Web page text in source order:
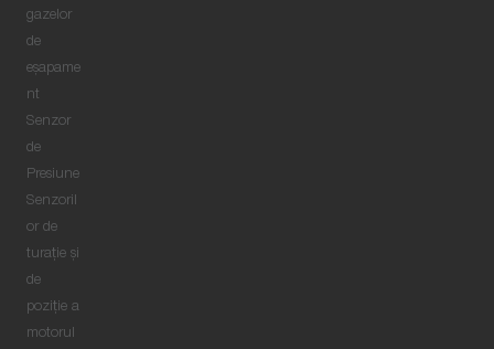
gazelor
de
eşapame
nt
Senzor
de
Presiune
Senzoril
or de
turație și
de
poziție a
motorul